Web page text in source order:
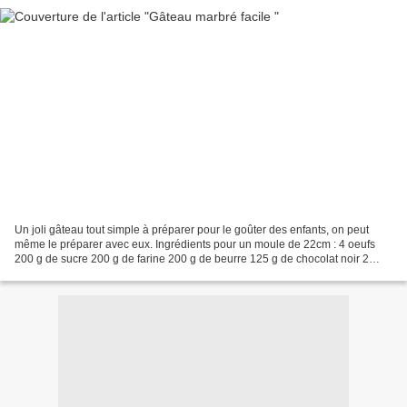
Un joli gâteau tout simple à préparer pour le goûter des enfants, on peut
même le préparer avec eux. Ingrédients pour un moule de 22cm : 4 oeufs
200 g de sucre 200 g de farine 200 g de beurre 125 g de chocolat noir 2